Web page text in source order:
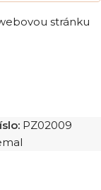
stránku
PZ02009